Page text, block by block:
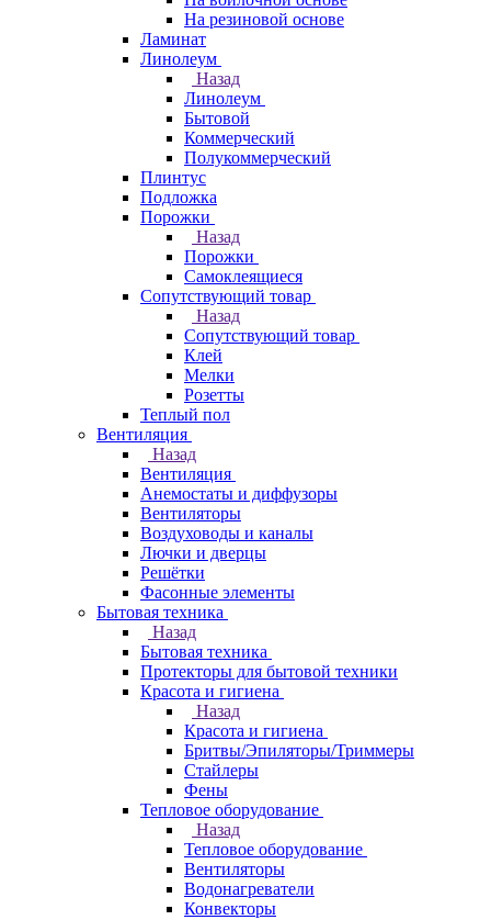
На резиновой основе
Ламинат
Линолеум
Назад
Линолеум
Бытовой
Коммерческий
Полукоммерческий
Плинтус
Подложка
Порожки
Назад
Порожки
Самоклеящиеся
Сопутствующий товар
Назад
Сопутствующий товар
Клей
Мелки
Розетты
Теплый пол
Вентиляция
Назад
Вентиляция
Анемостаты и диффузоры
Вентиляторы
Воздуховоды и каналы
Лючки и дверцы
Решётки
Фасонные элементы
Бытовая техника
Назад
Бытовая техника
Протекторы для бытовой техники
Красота и гигиена
Назад
Красота и гигиена
Бритвы/Эпиляторы/Триммеры
Стайлеры
Фены
Тепловое оборудование
Назад
Тепловое оборудование
Вентиляторы
Водонагреватели
Конвекторы